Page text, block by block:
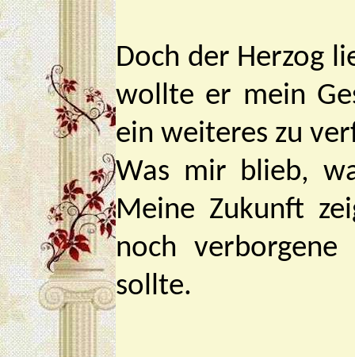
Doch der Herzog
wollte er mein
ein weiteres zu
Was mir blieb,
Meine Zukunft
noch
sollte.